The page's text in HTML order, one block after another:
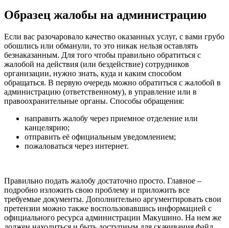
Образец жалобы на администрацию
Если вас разочаровало качество оказанных услуг, с вами грубо
обошлись или обманули, то это никак нельзя оставлять
безнаказанным. Для того чтобы правильно обратиться с
жалобой на действия (или бездействие) сотрудников
организации, нужно знать, куда и каким способом
обращаться. В первую очередь можно обратиться с жалобой в
администрацию (ответственному), в управление или в
правоохранительные органы. Способы обращения:
направить жалобу через приемное отделение или
канцелярию;
отправить её официальным уведомлением;
пожаловаться через интернет.
Правильно подать жалобу достаточно просто. Главное –
подробно изложить свою проблему и приложить все
требуемые документы. Дополнительно аргументировать свои
претензии можно также воспользовавшись информацией с
официального ресурса администрации Макушино. На нем же